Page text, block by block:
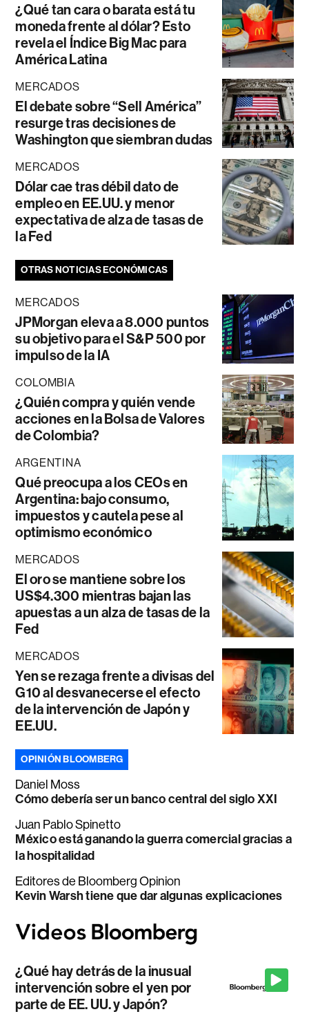
¿Qué tan cara o barata está tu
moneda frente al dólar? Esto
revela el Índice Big Mac para
América Latina
MERCADOS
El debate sobre “Sell América”
resurge tras decisiones de
Washington que siembran dudas
MERCADOS
Dólar cae tras débil dato de
empleo en EE.UU. y menor
expectativa de alza de tasas de
la Fed
OTRAS NOTICIAS ECONÓMICAS
MERCADOS
JPMorgan eleva a 8.000 puntos
su objetivo para el S&P 500 por
impulso de la IA
COLOMBIA
¿Quién compra y quién vende
acciones en la Bolsa de Valores
de Colombia?
ARGENTINA
Qué preocupa a los CEOs en
Argentina: bajo consumo,
impuestos y cautela pese al
optimismo económico
MERCADOS
El oro se mantiene sobre los
US$4.300 mientras bajan las
apuestas a un alza de tasas de la
Fed
MERCADOS
Yen se rezaga frente a divisas del
G10 al desvanecerse el efecto
de la intervención de Japón y
EE.UU.
OPINIÓN BLOOMBERG
Daniel Moss
Cómo debería ser un banco central del siglo XXI
Juan Pablo Spinetto
México está ganando la guerra comercial gracias a
la hospitalidad
Editores de Bloomberg Opinion
Kevin Warsh tiene que dar algunas explicaciones
¿Qué hay detrás de la inusual
intervención sobre el yen por
parte de EE. UU. y Japón?